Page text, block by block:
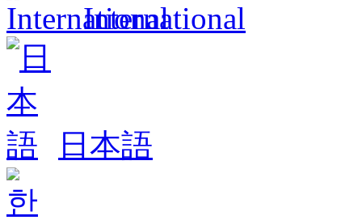
International
日本語